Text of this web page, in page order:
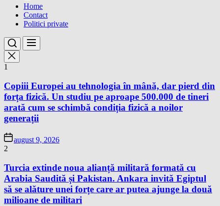
Home
Contact
Politici private
1
Copiii Europei au tehnologia în mână, dar pierd din
forța fizică. Un studiu pe aproape 500.000 de tineri
arată cum se schimbă condiția fizică a noilor
generații
august 9, 2026
2
Turcia extinde noua alianță militară formată cu
Arabia Saudită și Pakistan. Ankara invită Egiptul
să se alăture unei forțe care ar putea ajunge la două
milioane de militari